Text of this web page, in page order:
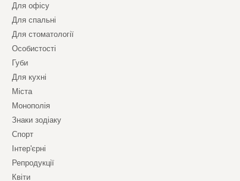
Для офісу
Для спальні
Для стоматології
Особистості
Губи
Для кухні
Міста
Монополія
Знаки зодіаку
Спорт
Інтер'єрні
Репродукції
Квіти